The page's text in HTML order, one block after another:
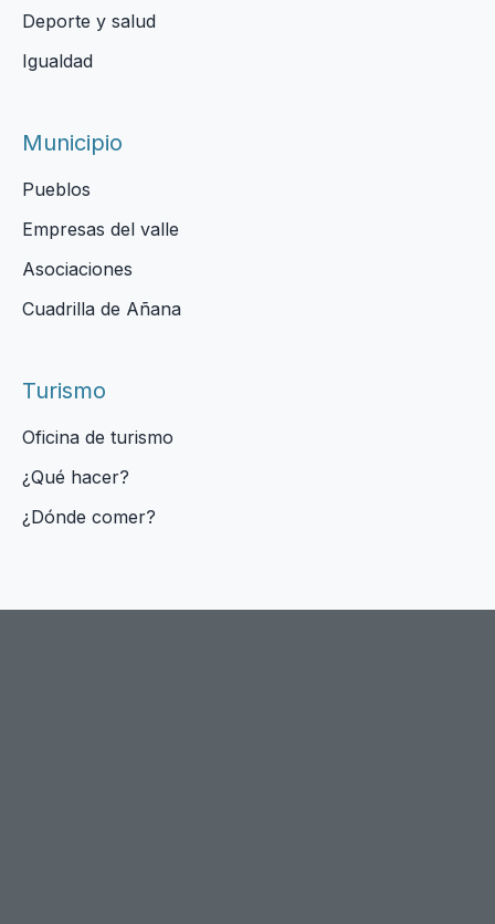
Deporte y salud
Igualdad
Municipio
Pueblos
Empresas del valle
Asociaciones
Cuadrilla de Añana
Turismo
Oficina de turismo
¿Qué hacer?
¿Dónde comer?